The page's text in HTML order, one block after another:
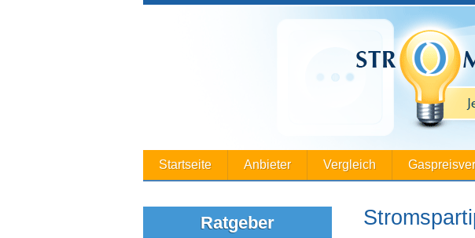
Startseite Anbieter Vergleich
Ratgeber